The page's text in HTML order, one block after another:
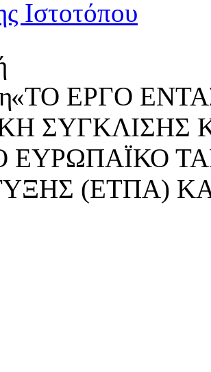
Ιστοτόπου
«ΤΟ ΕΡΓΟ
ΣΥΓΚΛΙΣΗΣ
ΕΥΡΩΠΑΪΚΟ
(ΕΤΠΑ)